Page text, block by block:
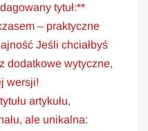
tytuł:**
– praktyczne
Jeśli chciałbyś
dodatkowe wytyczne,
wersji!
artykułu,
ale unikalna: